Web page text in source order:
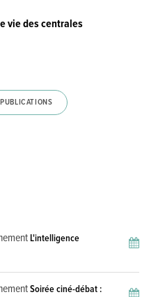
vie des centrales
L'intelligence
Soirée ciné-débat :